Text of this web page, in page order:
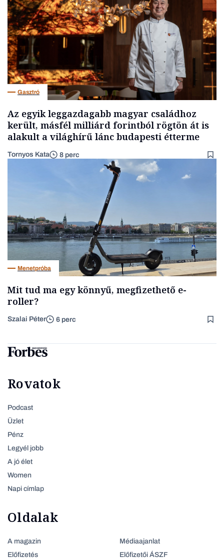
Gasztró
Az egyik leggazdagabb magyar családhoz
került, másfél milliárd forintból rögtön át is
alakult a világhírű lánc budapesti étterme
Tornyos Kata 8 perc
Menetpróba
Mit tud ma egy könnyű, megfizethető e-
roller?
Szalai Péter 6 perc
Rovatok
Podcast
Üzlet
Pénz
Legyél jobb
A jó élet
Women
Napi címlap
Oldalak
A magazin
Előfizetés
Médiaajanlat
Előfizetői ÁSZF